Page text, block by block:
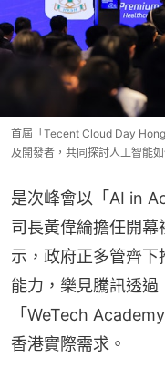
首屆「Tecent Cloud Day
及開發者，共同探討人工智能
是次峰會以「AI in
司長黃偉綸擔任開
示，政府正多管齊下
能力，樂見騰訊透
「WeTech
香港實際需求。